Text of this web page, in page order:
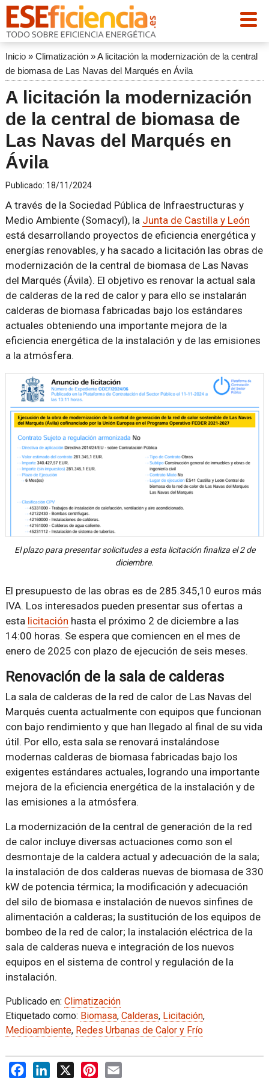
Inicio» Climatización»A licitación la modernización de la central
de biomasa de Las Navas del Marqués en Ávila
A licitación la modernización
de la central de biomasa de
Las Navas del Marqués en
Ávila
Publicado: 18/11/2024
A través de la Sociedad Pública de Infraestructuras y
Medio Ambiente (Somacyl), la Junta de Castilla y León
está desarrollando proyectos de eficiencia energética y
energías renovables, y ha sacado a licitación las obras de
modernización de la central de biomasa de Las Navas
del Marqués (Ávila). El objetivo es renovar la actual sala
de calderas de la red de calor y para ello se instalarán
calderas de biomasa fabricadas bajo los estándares
actuales obteniendo una importante mejora de la
eficiencia energética de la instalación y de las emisiones
a la atmósfera.
El plazo para presentar solicitudes a esta licitación finaliza el 2 de
diciembre.
El presupuesto de las obras es de 285.345,10 euros más
IVA. Los interesados pueden presentar sus ofertas a
esta licitación hasta el próximo 2 de diciembre a las
14:00 horas. Se espera que comiencen en el mes de
enero de 2025 con plazo de ejecución de seis meses.
Renovación de la sala de calderas
La sala de calderas de la red de calor de Las Navas del
Marqués cuenta actualmente con equipos que funcionan
con bajo rendimiento y que han llegado al final de su vida
útil. Por ello, esta sala se renovará instalándose
modernas calderas de biomasa fabricadas bajo los
exigentes estándares actuales, logrando una importante
mejora de la eficiencia energética de la instalación y de
las emisiones a la atmósfera.
La modernización de la central de generación de la red
de calor incluye diversas actuaciones como son el
desmontaje de la caldera actual y adecuación de la sala;
la instalación de dos calderas nuevas de biomasa de 330
kW de potencia térmica; la modificación y adecuación
del silo de biomasa e instalación de nuevos sinfines de
alimentación a calderas; la sustitución de los equipos de
bombeo de la red de calor; la instalación eléctrica de la
sala de calderas nueva e integración de los nuevos
equipos en el sistema de control y regulación de la
instalación.
Publicado en: Climatización
Etiquetado como: Biomasa, Calderas, Licitación,
Medioambiente, Redes Urbanas de Calor y Frío
FacebookLinkedIn Pinterest